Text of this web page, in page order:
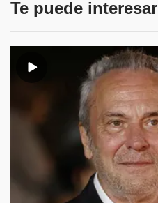
Te puede interesar